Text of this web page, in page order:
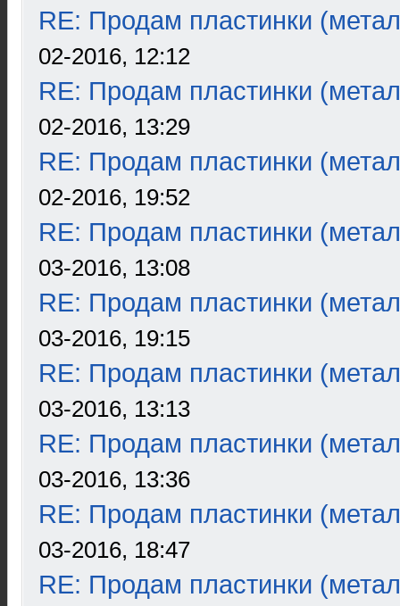
RE: Продам пластинки
02-2016, 12:12
RE: Продам пластинки
02-2016, 13:29
RE: Продам пластинки
02-2016, 19:52
RE: Продам пластинки
03-2016, 13:08
RE: Продам пластинки
03-2016, 19:15
RE: Продам пластинки
03-2016, 13:13
RE: Продам пластинки
03-2016, 13:36
RE: Продам пластинки
03-2016, 18:47
RE: Продам пластинки